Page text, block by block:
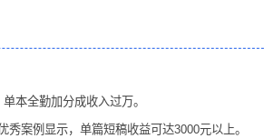
本全勤加分成收入过万。
案例显示，单篇短稿收益可达3000元以上。